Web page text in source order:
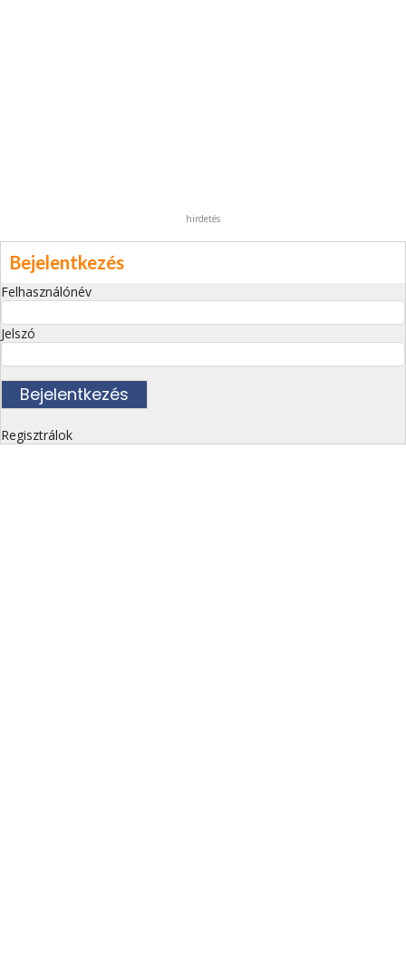
hirdetés
Bejelentkezés
Felhasználónév
Jelszó
Regisztrálok